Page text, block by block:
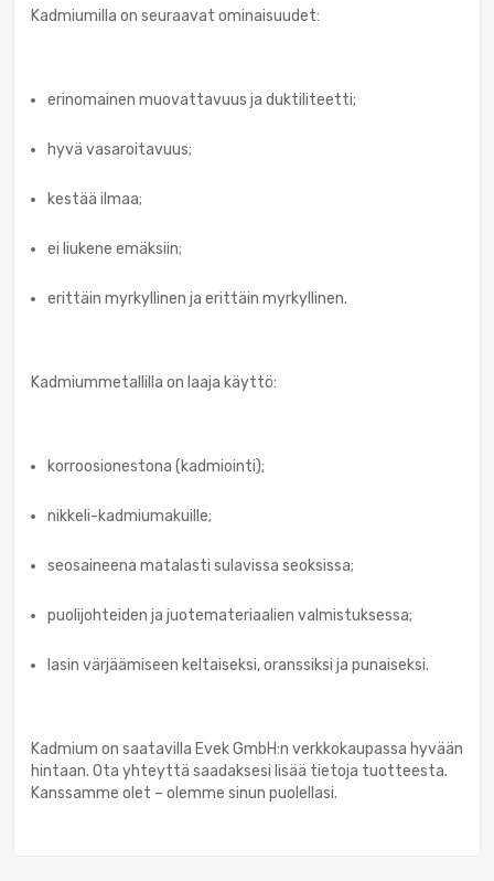
Kadmiumilla on seuraavat ominaisuudet:
erinomainen muovattavuus ja duktiliteetti;
hyvä vasaroitavuus;
kestää ilmaa;
ei liukene emäksiin;
erittäin myrkyllinen ja erittäin myrkyllinen.
Kadmiummetallilla on laaja käyttö:
korroosionestona (kadmiointi);
nikkeli-kadmiumakuille;
seosaineena matalasti sulavissa seoksissa;
puolijohteiden ja juotemateriaalien valmistuksessa;
lasin värjäämiseen keltaiseksi, oranssiksi ja punaiseksi.
Kadmium on saatavilla Evek GmbH:n verkkokaupassa hyvään
hintaan. Ota yhteyttä saadaksesi lisää tietoja tuotteesta.
Kanssamme olet – olemme sinun puolellasi.